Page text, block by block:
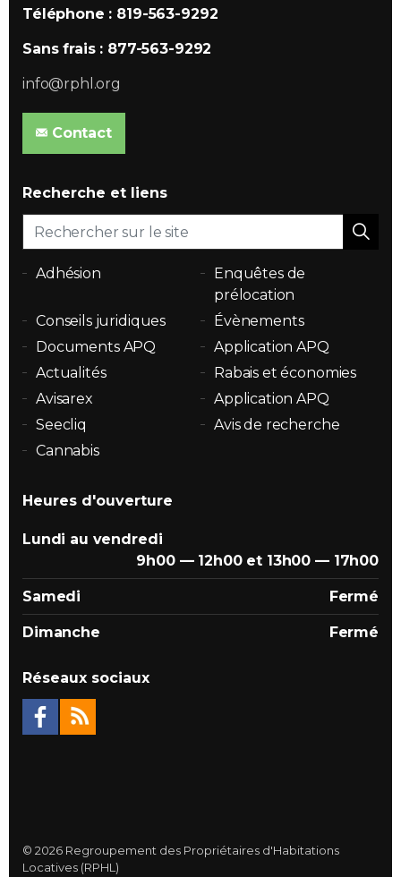
Téléphone : 819-563-9292
Sans frais : 877-563-9292
info@rphl.org
Contact
Recherche et liens
Adhésion
Enquêtes de
prélocation
Conseils juridiques
Évènements
Documents APQ
Application APQ
Actualités
Rabais et économies
Avisarex
Application APQ
Seecliq
Avis de recherche
Cannabis
Heures d'ouverture
Lundi au vendredi
9h00 — 12h00 et 13h00 — 17h00
Samedi Fermé
Dimanche Fermé
Réseaux sociaux
© 2026 Regroupement des Propriétaires d'Habitations
Locatives (RPHL)